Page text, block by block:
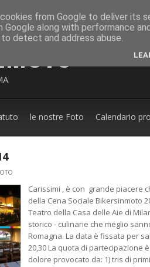
le nostre Foto Calendario
Carissimi , è con grande piacere
della Cena Sociale Bikersinmoto
Teatro della Casa delle Aie di
storico - culinarie che meglio
Romagna. La data è fissata per
20,30 La quota di partecipazione
dolore provocato da: 1) tris di
from Google to deliver its
Google along with performance
detect and address abuse.